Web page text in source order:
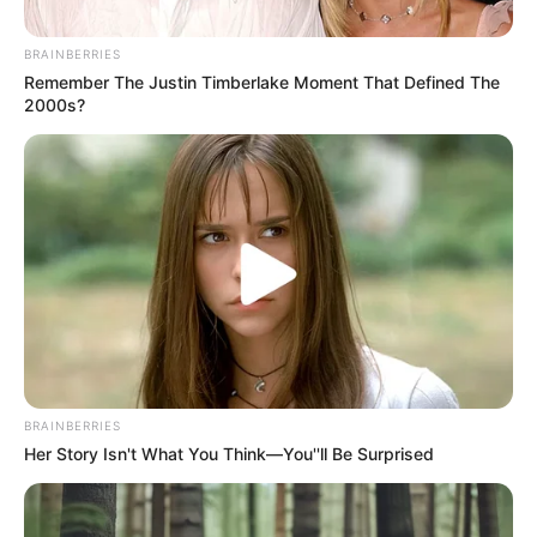
Fotos: Cortesía.
Cortesía.
BRAINBERRIES
Remember The Justin Timberlake Moment That Defined The
2000s?
BRAINBERRIES
Her Story Isn't What You Think—You''ll Be Surprised